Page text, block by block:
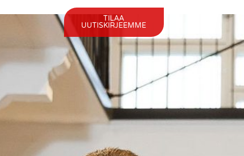
TILAA
UUTISKIRJEEMME